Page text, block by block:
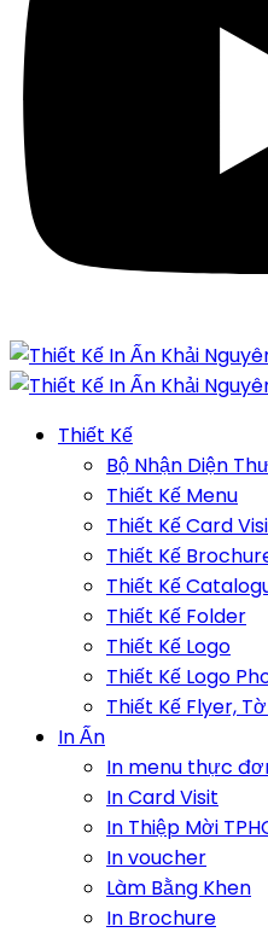
Thiết Kế
Bộ Nhận Diện
Thiết Kế Menu
Thiết Kế Card
Thiết Kế
Thiết Kế
Thiết Kế Folder
Thiết Kế Logo
Thiết Kế Logo
Thiết Kế Flyer,
In Ấn
In menu thực
In Card Visit
In Thiệp Mời
In voucher
Làm Bằng Khen
In Brochure